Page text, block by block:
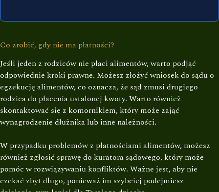
Co zrobić, gdy nie ma płatności?
Jeśli jeden z rodziców nie płaci alimentów, warto podjąć
odpowiednie kroki prawne. Możesz złożyć wniosek do sądu o
egzekucję alimentów, co oznacza, że sąd zmusi drugiego
rodzica do płacenia ustalonej kwoty. Warto również
skontaktować się z komornikiem, który może zająć
wynagrodzenie dłużnika lub inne należności.
W przypadku problemów z płatnościami alimentów, możesz
również zgłosić sprawę do kuratora sądowego, który może
pomóc w rozwiązywaniu konfliktów. Ważne jest, aby nie
czekać zbyt długo, ponieważ im szybciej podejmiesz